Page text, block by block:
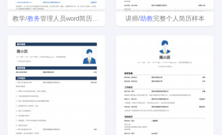
教学/教务管理人员word简历模板 讲师/助教完整个人简历样本